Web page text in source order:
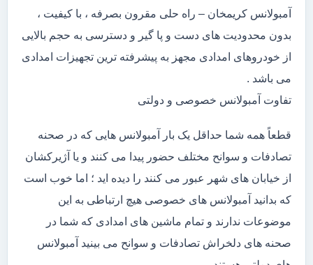
آمبولانس کریمخان – راه حلی مقرون بصرفه ، با کیفیت ،
بدون محدودیت های دست و پا گیر و دسترسی به حجم بالایی
از خودروهای امدادی مجهز به پیشرفته ترین تجهیزات امدادی
می باشد .
تفاوت آمبولانس خصوصی و دولتی
قطعاً همه شما حداقل یک بار آمبولانس هایی که در صحنه
تصادفات و سوانح مختلف حضور پیدا می کنند و یا آژیرکشان
از خیابان های شهر عبور می کنند را دیده اید ؛ اما خوب است
که بدانید آمبولانس های خصوصی هیچ ارتباطی به این
موضوعات ندارند و تمام ماشین های امدادی که شما در
صحنه های دلخراش تصادفات و سوانح می بینید آمبولانس